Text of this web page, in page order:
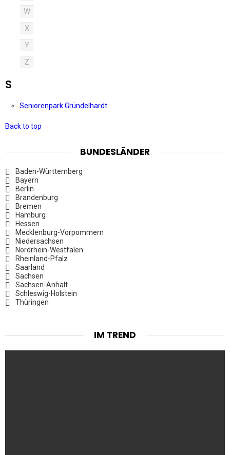
W
X
Y
Z
S
Seniorenpark Gründelhardt
Back to top
BUNDESLÄNDER
Baden-Württemberg
Bayern
Berlin
Brandenburg
Bremen
Hamburg
Hessen
Mecklenburg-Vorpommern
Niedersachsen
Nordrhein-Westfalen
Rheinland-Pfalz
Saarland
Sachsen
Sachsen-Anhalt
Schleswig-Holstein
Thüringen
IM TREND